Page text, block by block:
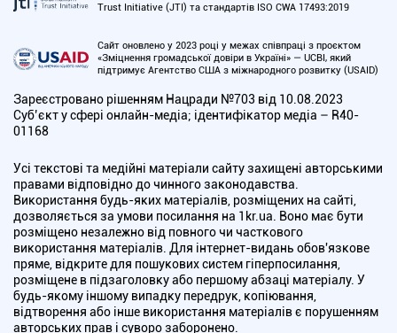
Trust Initiative (JTI) та стандартів ISO CWA 17493:2019
Сайт оновлено у 2023 році у межах співпраці з проєктом
«Зміцнення громадської довіри в Україні» — UCBI, який
підтримує Агентство США з міжнародного розвитку (USAID)
Зареєстровано рішенням Нацради №703 від 10.08.2023
Cуб’єкт у сфері онлайн-медіа; ідентифікатор медіа – R40-
01168
Усі текстові та медійні матеріали сайту захищені авторськими
правами відповідно до чинного законодавства.
Використання будь-яких матеріалів, розміщених на сайті,
дозволяється за умови посилання на 1kr.ua. Воно має бути
розміщено незалежно від повного чи часткового
використання матеріалів. Для інтернет-видань обов'язкове
пряме, відкрите для пошукових систем гіперпосилання,
розміщене в підзаголовку або першому абзаці матеріалу. У
будь-якому іншому випадку передрук, копіювання,
відтворення або інше використання матеріалів є порушенням
авторських прав і суворо заборонено.